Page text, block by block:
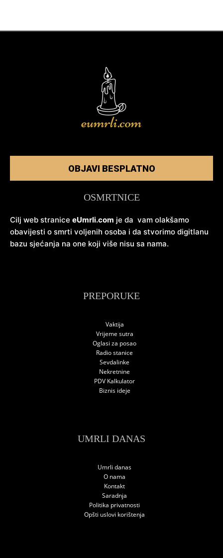
OBJAVI BESPLATNO
OSMRTNICE
Cilj web stranice eUmrli.com je da vam olakšamo
obavijesti o smrti voljenih osoba i da stvorimo digitlanu
bazu sjećanja na one koji više nisu sa nama.
PREPORUKE
Vaktija
Vrijeme sutra
Oglasi za posao
Radio stanice
Sevdalinke
Nekretnine
PDV Kalkulator
Biznis ideje
UMRLI DANAS
Umrli danas
O nama
Kontakt
Saradnja
Politika privatnosti
Opšti uslovi korištenja